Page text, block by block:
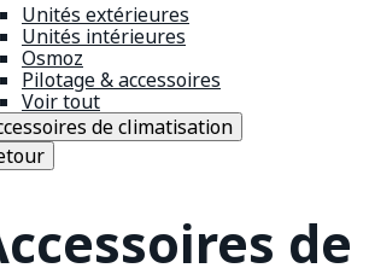
Unités extérieures
Unités intérieures
Osmoz
Pilotage & accessoires
Voir tout
de climatisation
de